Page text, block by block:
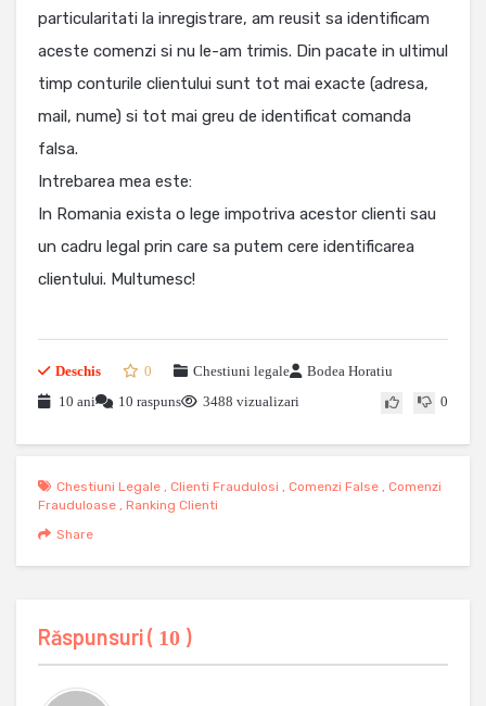
particularitati la inregistrare, am reusit sa identificam
aceste comenzi si nu le-am trimis. Din pacate in ultimul
timp conturile clientului sunt tot mai exacte (adresa,
mail, nume) si tot mai greu de identificat comanda
falsa.
Intrebarea mea este:
In Romania exista o lege impotriva acestor clienti sau
un cadru legal prin care sa putem cere identificarea
clientului. Multumesc!
Deschis 0 Chestiuni legale
Bodea Horatiu
10 ani
10 raspuns 3488 vizualizari 0
Chestiuni Legale , Clienti Fraudulosi , Comenzi False , Comenzi
Frauduloase , Ranking Clienti
Share
Răspunsuri ( 10 )